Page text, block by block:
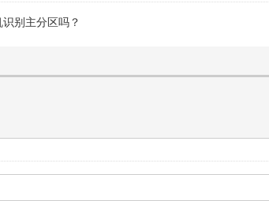
别主分区吗？